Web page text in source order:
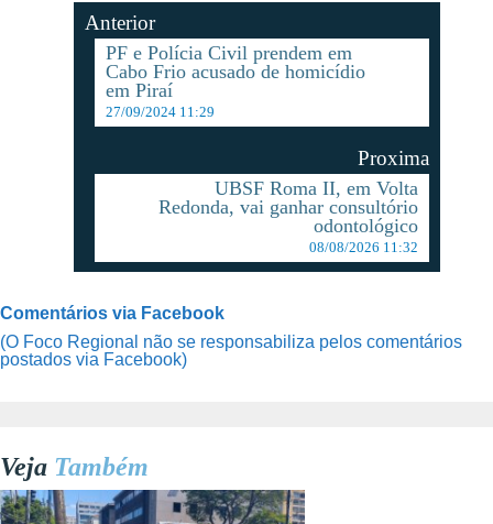
Anterior
PF e Polícia Civil prendem em
Cabo Frio acusado de homicídio
em Piraí
27/09/2024 11:29
Proxima
UBSF Roma II, em Volta
Redonda, vai ganhar consultório
odontológico
08/08/2026 11:32
Comentários via Facebook
(O Foco Regional não se responsabiliza pelos comentários
postados via Facebook)
Veja Também